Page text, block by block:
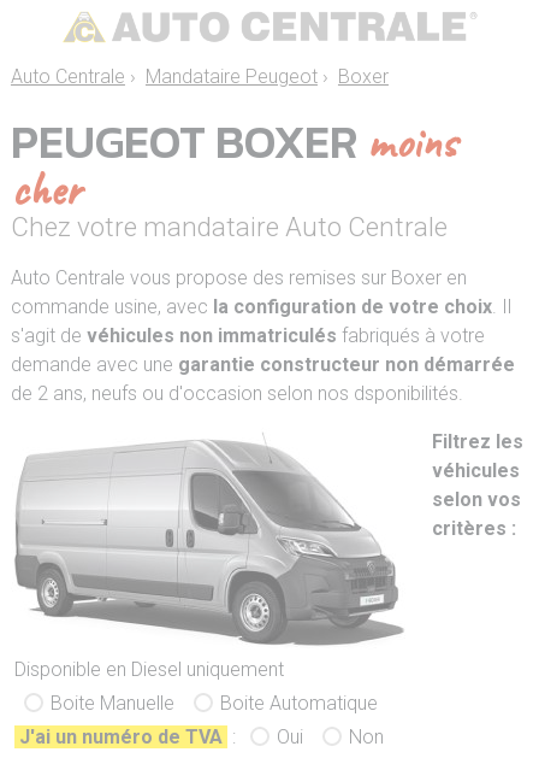
Auto Centrale › Mandataire Peugeot› Boxer
PEUGEOT BOXER moins
cher
Chez votre mandataire Auto Centrale
Auto Centrale vous propose des remises sur Boxer en
commande usine, avec la configuration de votre choix. Il
s'agit de véhicules non immatriculés fabriqués à votre
demande avec une garantie constructeur non démarrée
de 2 ans, neufs ou d'occasion selon nos dsponibilités.
Filtrez les
véhicules
selon vos
critères :
Disponible en Diesel uniquement
Boite Manuelle
Boite Automatique
J'ai un numéro de TVA : Oui Non